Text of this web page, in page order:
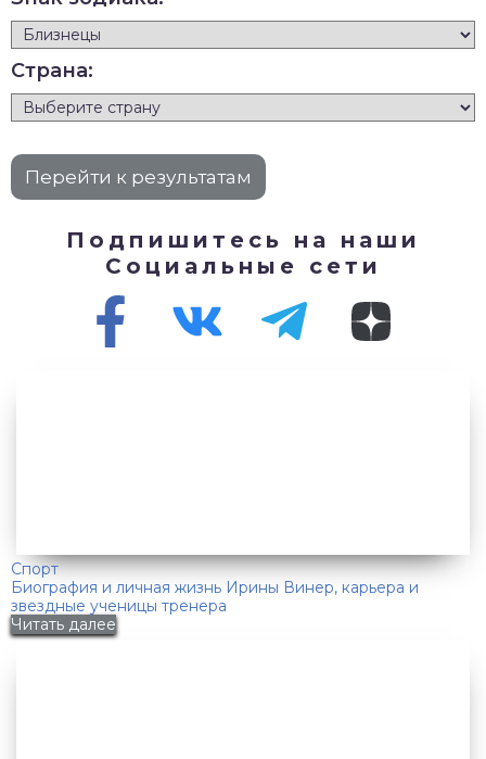
Страна:
Подпишитесь на наши
Социальные сети
Спорт
Биография и личная жизнь Ирины Винер, карьера и
звездные ученицы тренера
Читать далее